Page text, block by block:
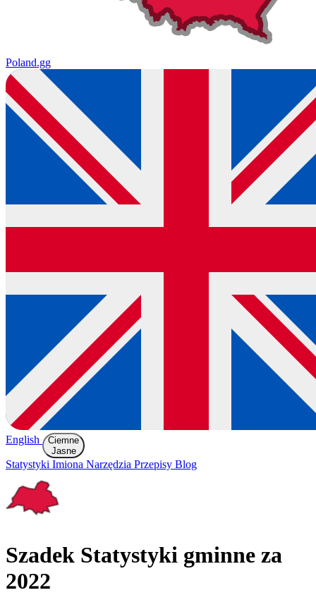
Poland.gg
English
Ciemne
Jasne
Statystyki Imiona Narzędzia Przepisy Blog
Szadek Statystyki gminne za
2022